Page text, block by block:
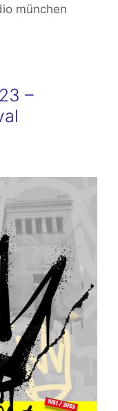
münchen
–